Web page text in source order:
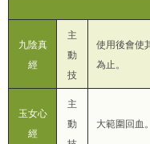
九陰真
經
主
動
技
使用後會使
為止。
玉女心
經
主
動
大範圍回血。